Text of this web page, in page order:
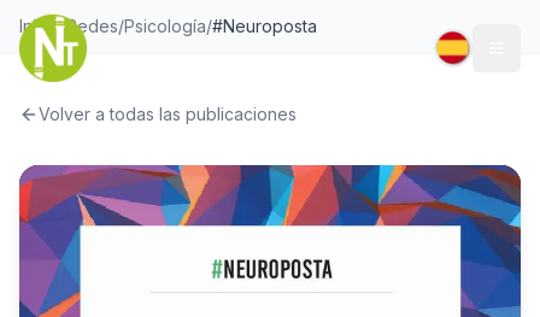
Inicio/Redes/Psicología/#Neuroposta
Volver a todas las publicaciones